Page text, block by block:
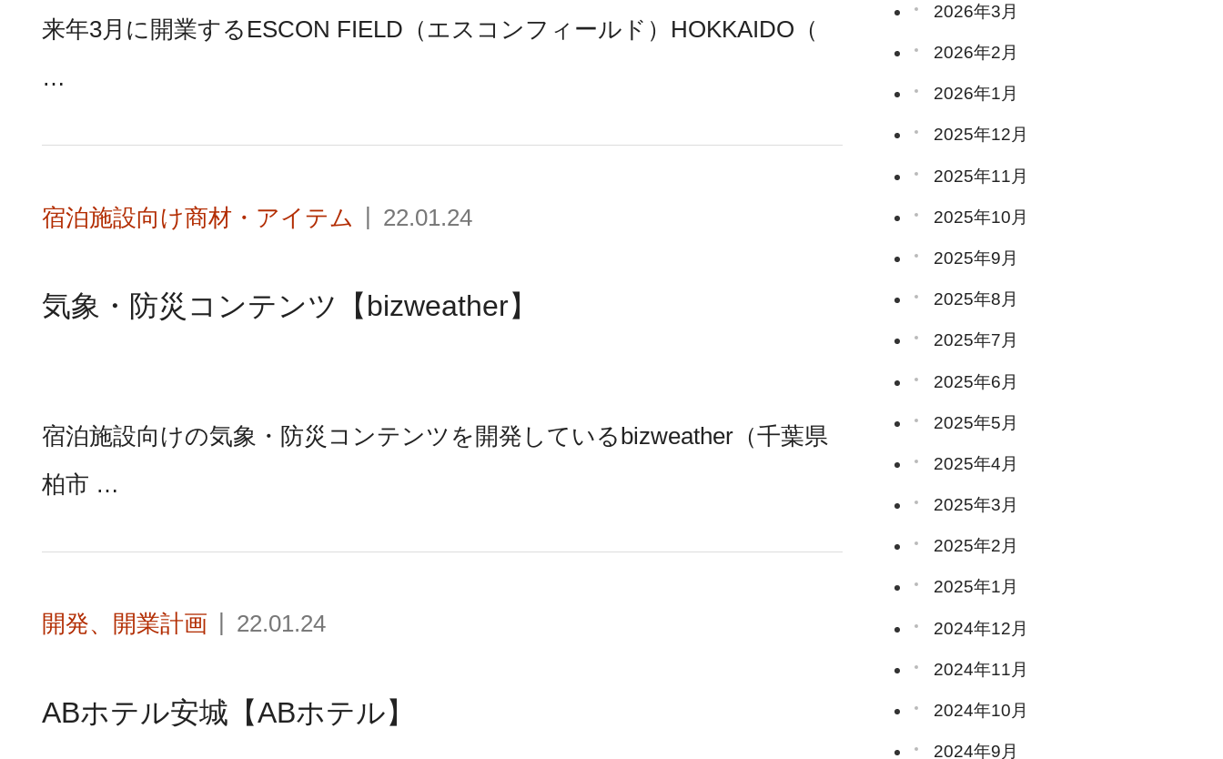
来年3月に開業するESCON FIELD（エスコンフィールド）HOKKAIDO（
…
宿泊施設向け商材・アイテム 22.01.24
気象・防災コンテンツ【bizweather】
宿泊施設向けの気象・防災コンテンツを開発しているbizweather（千葉県
柏市 …
開発、開業計画 22.01.24
ABホテル安城【ABホテル】
2026年3月
2026年2月
2026年1月
2025年12月
2025年11月
2025年10月
2025年9月
2025年8月
2025年7月
2025年6月
2025年5月
2025年4月
2025年3月
2025年2月
2025年1月
2024年12月
2024年11月
2024年10月
2024年9月